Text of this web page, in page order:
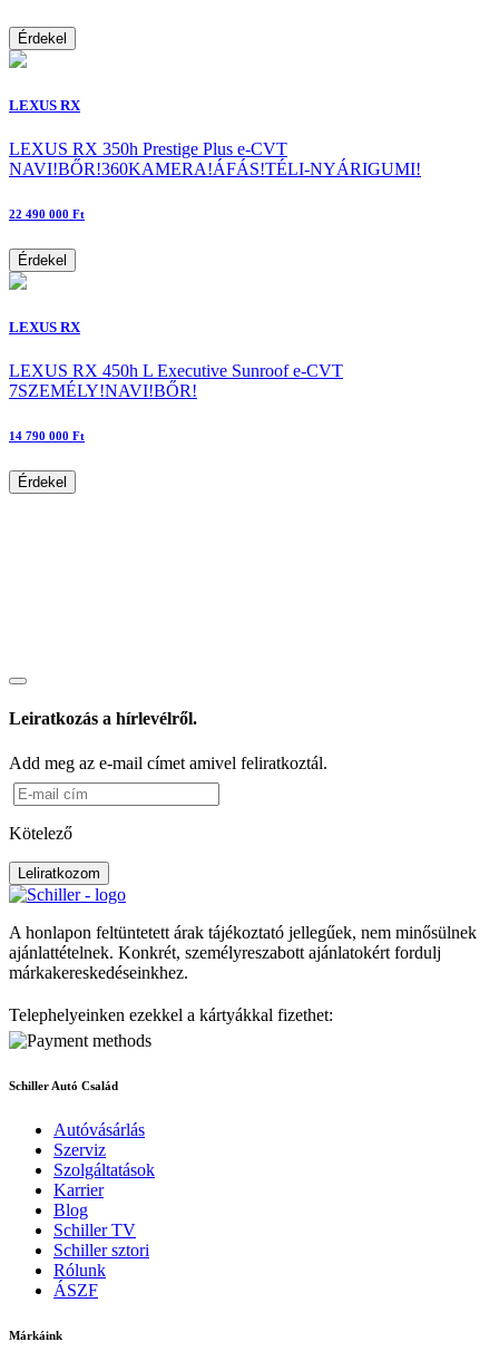
Érdekel
LEXUS RX
LEXUS RX 350h Prestige Plus e-CVT
NAVI!BŐR!360KAMERA!ÁFÁS!TÉLI-NYÁRIGUMI!
22 490 000 Ft
Érdekel
LEXUS RX
LEXUS RX 450h L Executive Sunroof e-CVT
7SZEMÉLY!NAVI!BŐR!
14 790 000 Ft
Érdekel
Leiratkozás a hírlevélről.
Add meg az e-mail címet amivel feliratkoztál.
Kötelező
Leliratkozom
A honlapon feltüntetett árak tájékoztató jellegűek, nem minősülnek
ajánlattételnek. Konkrét, személyreszabott ajánlatokért fordulj
márkakereskedéseinkhez.
Telephelyeinken ezekkel a kártyákkal fizethet:
Schiller Autó Család
Autóvásárlás
Szerviz
Szolgáltatások
Karrier
Blog
Schiller TV
Schiller sztori
Rólunk
ÁSZF
Márkáink